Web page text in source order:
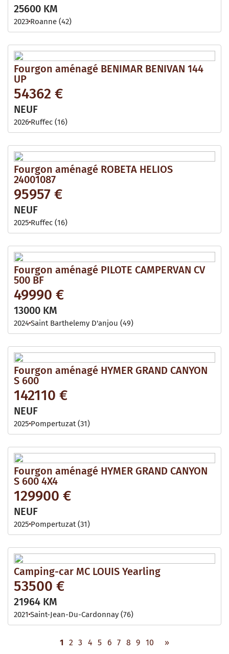
25600 KM
2023 Roanne (42)
Fourgon aménagé BENIMAR BENIVAN 144
UP
54362 €
NEUF
2026 Ruffec (16)
Fourgon aménagé ROBETA HELIOS
24001087
95957 €
NEUF
2025 Ruffec (16)
Fourgon aménagé PILOTE CAMPERVAN CV
500 BF
49990 €
13000 KM
2024Saint Barthelemy D'anjou (49)
Fourgon aménagé HYMER GRAND CANYON
S 600
142110 €
NEUF
2025 Pompertuzat (31)
Fourgon aménagé HYMER GRAND CANYON
S 600 4X4
129900 €
NEUF
2025 Pompertuzat (31)
Camping-car MC LOUIS Yearling
53500 €
21964 KM
2021 Saint-Jean-Du-Cardonnay (76)
1 2 3 4 5 6 7 8 9 10 »